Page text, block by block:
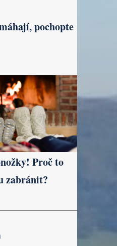
pochopte
Proč to
zabránit?